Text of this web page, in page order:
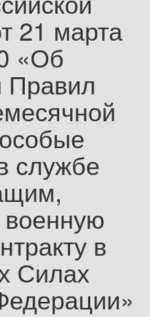
21 марта
«Об
Правил
службе
в
Силах